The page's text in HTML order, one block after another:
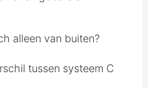
alleen van buiten?
tussen systeem C